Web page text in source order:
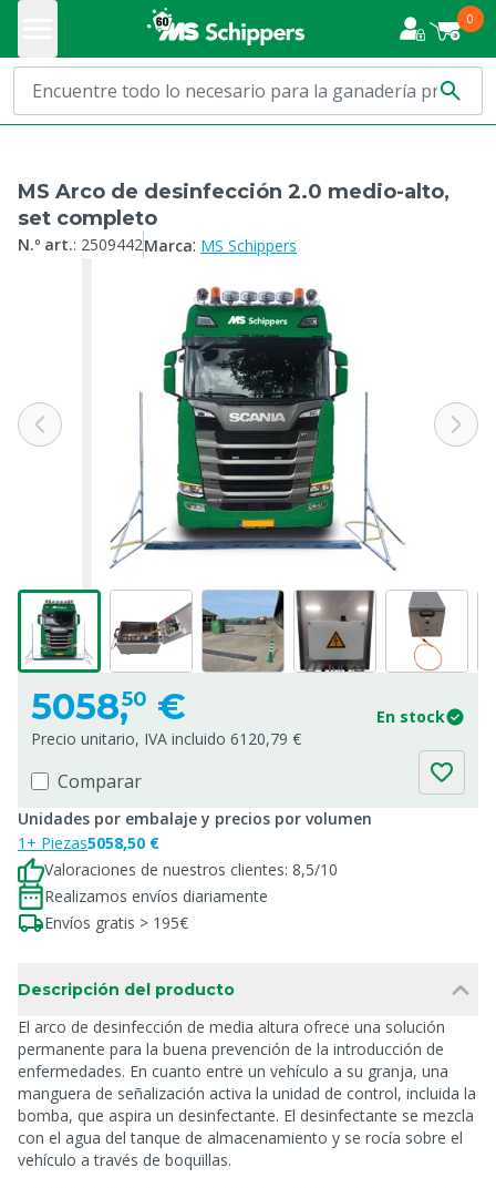
0
MS Arco de desinfección 2.0 medio-alto,
set completo
N.º art.: 2509442Marca: MS Schippers
5058,50 €
En stock
Precio unitario, IVA incluido 6120,79 €
Comparar
Unidades por embalaje y precios por volumen
1+ Piezas5058,50 €
Valoraciones de nuestros clientes: 8,5/10
Realizamos envíos diariamente
Envíos gratis > 195€
Descripción del producto
El arco de desinfección de media altura ofrece una solución
permanente para la buena prevención de la introducción de
enfermedades. En cuanto entre un vehículo a su granja, una
manguera de señalización activa la unidad de control, incluida la
bomba, que aspira un desinfectante. El desinfectante se mezcla
con el agua del tanque de almacenamiento y se rocía sobre el
vehículo a través de boquillas.